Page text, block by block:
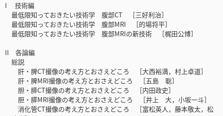
I 技術編
最低限知っておきたい技術学 腹部CT ［三好利治］
最低限知っておきたい技術学 腹部MRI ［的場将平］
最低限知っておきたい技術学 腹部MRIの新技術 ［梶田公博］
II 各論編
総説
肝・脾CT撮像の考え方とおさえどころ ［大西裕満，村上卓道］
肝・脾MRI撮像の考え方とおさえどころ ［五島 聡］
胆・膵CT撮像の考え方とおさえどころ ［内田政史］
胆・膵MRI撮像の考え方とおさえどころ ［井上 大，小坂一斗］
消化管CT撮像の考え方とおさえどころ ［富松英人，藤本敬太，松